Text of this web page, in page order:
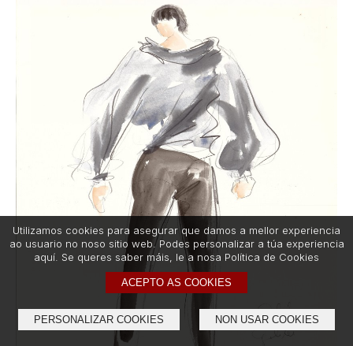
Utilizamos cookies para asegurar que damos a mellor experiencia
ao usuario no noso sitio web. Podes personalizar a túa experiencia
aquí­. Se queres saber máis, le a nosa Polí­tica de Cookies
ACEPTO AS COOKIES
PERSONALIZAR COOKIES NON USAR COOKIES